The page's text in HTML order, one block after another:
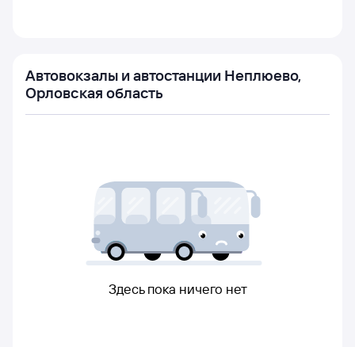
Автовокзалы и автостанции Неплюево,
Орловская область
Здесь пока ничего нет